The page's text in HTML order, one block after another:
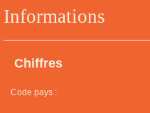
Informations
Chiffres
Code pays :